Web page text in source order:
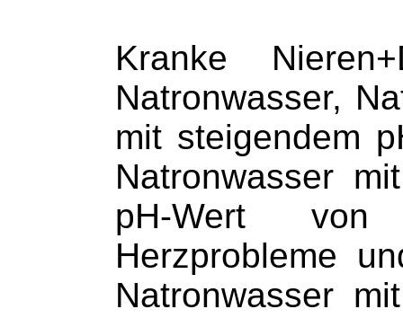
Kranke
Natronwasser,
mit steigendem
Natronwasser
pH-Wert
Herzprobleme
Natronwasser